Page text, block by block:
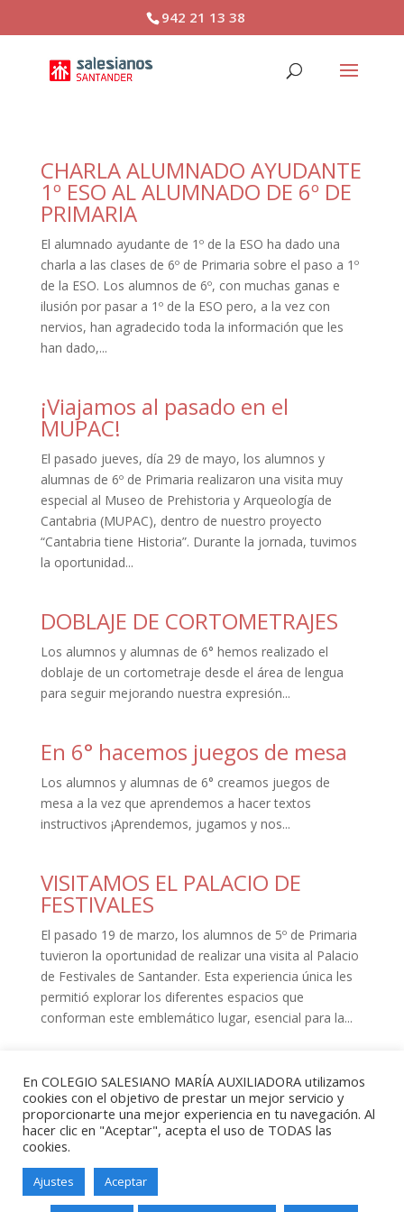
942 21 13 38
CHARLA ALUMNADO AYUDANTE
1º ESO AL ALUMNADO DE 6º DE
PRIMARIA
El alumnado ayudante de 1º de la ESO ha dado una
charla a las clases de 6º de Primaria sobre el paso a 1º
de la ESO. Los alumnos de 6º, con muchas ganas e
ilusión por pasar a 1º de la ESO pero, a la vez con
nervios, han agradecido toda la información que les
han dado,...
¡Viajamos al pasado en el
MUPAC!
El pasado jueves, día 29 de mayo, los alumnos y
alumnas de 6º de Primaria realizaron una visita muy
especial al Museo de Prehistoria y Arqueología de
Cantabria (MUPAC), dentro de nuestro proyecto
“Cantabria tiene Historia”. Durante la jornada, tuvimos
la oportunidad...
DOBLAJE DE CORTOMETRAJES
Los alumnos y alumnas de 6° hemos realizado el
doblaje de un cortometraje desde el área de lengua
para seguir mejorando nuestra expresión...
En 6° hacemos juegos de mesa
Los alumnos y alumnas de 6° creamos juegos de
mesa a la vez que aprendemos a hacer textos
instructivos ¡Aprendemos, jugamos y nos...
VISITAMOS EL PALACIO DE
FESTIVALES
El pasado 19 de marzo, los alumnos de 5º de Primaria
tuvieron la oportunidad de realizar una visita al Palacio
de Festivales de Santander. Esta experiencia única les
permitió explorar los diferentes espacios que
conforman este emblemático lugar, esencial para la...
« Entradas más antiguas
Salesianos Santander - Paseo de
En COLEGIO SALESIANO MARÍA AUXILIADORA utilizamos
cookies con el objetivo de prestar un mejor servicio y
proporcionarte una mejor experiencia en tu navegación. Al
hacer clic en "Aceptar", acepta el uso de TODAS las
cookies.
Ajustes Aceptar